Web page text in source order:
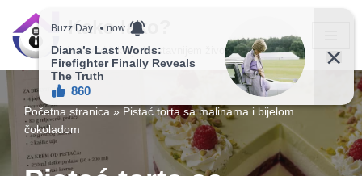
Skip
Kako lako?
Vaš vodič ka jednostavnijem životu!
Početna stranica » Pistać torta sa malinama i bijelom
čokoladom